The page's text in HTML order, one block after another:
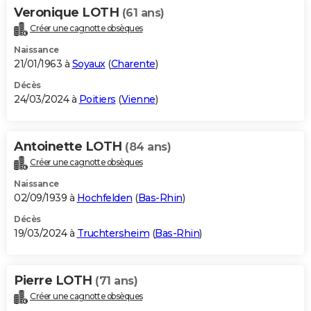
Veronique LOTH (61 ans)
Créer une cagnotte obsèques
Naissance
21/01/1963 à Soyaux(Charente)
Décès
24/03/2024 à Poitiers (Vienne)
Antoinette LOTH (84 ans)
Créer une cagnotte obsèques
Naissance
02/09/1939 à Hochfelden (Bas-Rhin)
Décès
19/03/2024 à Truchtersheim (Bas-Rhin)
Pierre LOTH (71 ans)
Créer une cagnotte obsèques